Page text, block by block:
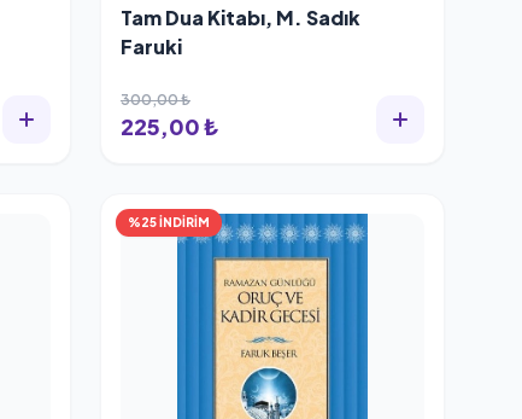
Tam Dua Kitabı, M. Sadık
Faruki
300,00 ₺
225,00 ₺
%25 İNDİRİM